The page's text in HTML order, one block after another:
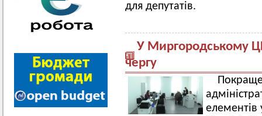
для депутатів.
У Миргородському
чергу
елементів